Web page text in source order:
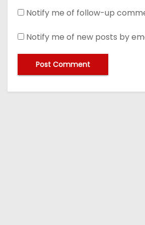
Notify me of follow-up
Notify me of new posts by